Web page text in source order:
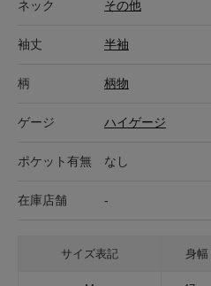
ネック その他
袖丈 半袖
柄 柄物
ゲージ ハイゲージ
ポケット有無 なし
在庫店舗 -
サイズ表記 身幅